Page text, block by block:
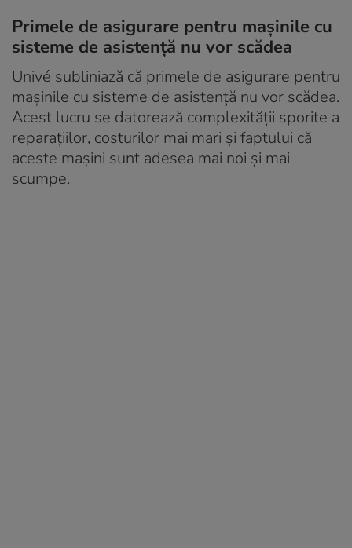
Primele de asigurare pentru mașinile cu
sisteme de asistență nu vor scădea
Univé subliniază că primele de asigurare pentru
mașinile cu sisteme de asistență nu vor scădea.
Acest lucru se datorează complexității sporite a
reparațiilor, costurilor mai mari și faptului că
aceste mașini sunt adesea mai noi și mai
scumpe.